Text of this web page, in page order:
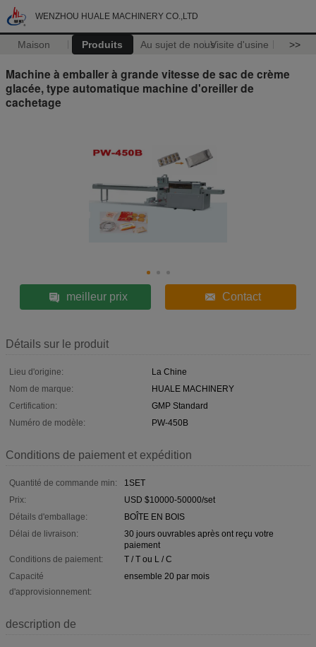
WENZHOU HUALE MACHINERY CO.,LTD
Maison Produits Au sujet de nousVisite d'usine >>
Machine à emballer à grande vitesse de sac de crème
glacée, type automatique machine d'oreiller de
cachetage
meilleur prix Contact
Détails sur le produit
Lieu d'origine:
La Chine
Nom de marque:
HUALE MACHINERY
Certification:
GMP Standard
Numéro de modèle:
PW-450B
Conditions de paiement et expédition
Quantité de commande min:
1SET
Prix:
USD $10000-50000/set
Détails d'emballage:
BOÎTE EN BOIS
Délai de livraison:
30 jours ouvrables après ont reçu votre
paiement
Conditions de paiement:
T / T ou L / C
Capacité
d'approvisionnement:
ensemble 20 par mois
description de